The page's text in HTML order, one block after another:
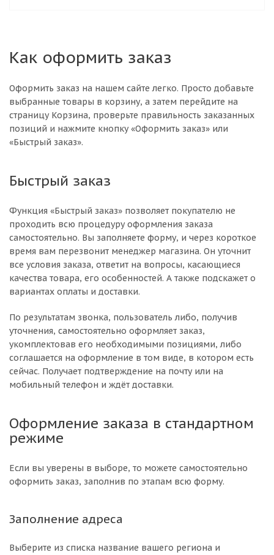
Как оформить заказ
Оформить заказ на нашем сайте легко. Просто добавьте
выбранные товары в корзину, а затем перейдите на
страницу Корзина, проверьте правильность заказанных
позиций и нажмите кнопку «Оформить заказ» или
«Быстрый заказ».
Быстрый заказ
Функция «Быстрый заказ» позволяет покупателю не
проходить всю процедуру оформления заказа
самостоятельно. Вы заполняете форму, и через короткое
время вам перезвонит менеджер магазина. Он уточнит
все условия заказа, ответит на вопросы, касающиеся
качества товара, его особенностей. А также подскажет о
вариантах оплаты и доставки.
По результатам звонка, пользователь либо, получив
уточнения, самостоятельно оформляет заказ,
укомплектовав его необходимыми позициями, либо
соглашается на оформление в том виде, в котором есть
сейчас. Получает подтверждение на почту или на
мобильный телефон и ждёт доставки.
Оформление заказа в стандартном
режиме
Если вы уверены в выборе, то можете самостоятельно
оформить заказ, заполнив по этапам всю форму.
Заполнение адреса
Выберите из списка название вашего региона и